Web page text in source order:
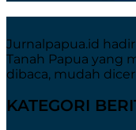
Jurnalpapua.id
Tanah Papua yang
dibaca, mudah
KATEGORI